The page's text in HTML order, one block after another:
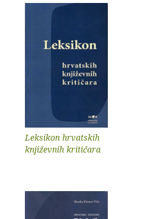
Leksikon hrvatskih
književnih kritičara